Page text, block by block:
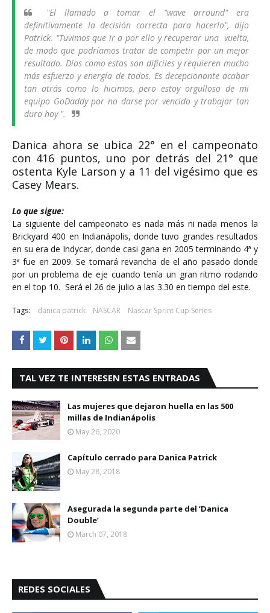
"El llamado a tomar el "wave arround" era
definitivamente la decisión correcta para hacerlo", dijo
Patrick. "Tuvimos que ir a por ello y recuperar una vuelta,
de modo que podríamos tratar de competir por un mejor
resultado. Días como estos son difíciles y requieren mucho
más esfuerzo y energía de todos. Es decepcionante acabar
tan atrás como lo hicimos, pero estoy orgulloso de mi
equipo GoDaddy por no darse por vencido y trabajar tan
duro hoy ".
Danica ahora se ubica 22° en el campeonato
con 416 puntos, uno por detrás del 21° que
ostenta Kyle Larson y a 11 del vigésimo que es
Casey Mears.
Lo que sigue:
La siguiente del campeonato es nada más ni nada menos la
Brickyard 400 en Indianápolis, donde tuvo grandes resultados
en su era de Indycar, donde casi gana en 2005 terminando 4ª y
3ª fue en 2009. Se tomará revancha de el año pasado donde
por un problema de eje cuando tenía un gran ritmo rodando
en el top 10. Será el 26 de julio a las 3.30 en tiempo del este.
Tags: danica patrick NASCAR Nascar Sprint Cup Series
TAL VEZ TE INTERESEN ESTAS ENTRADAS
Las mujeres que dejaron huella en las 500
millas de Indianápolis
May 26, 2020
Capítulo cerrado para Danica Patrick
May 28, 2018
Asegurada la segunda parte del ‘Danica
Double’
March 07, 2018
REDES SOCIALES